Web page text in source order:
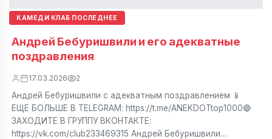
КАМЕДИ КЛАБ ПОСЛЕДНЕЕ
Андрей Бебуришвили и его адекватные
поздравления
17.03.2026 2
Андрей Бебуришвили с адекватным поздравлением 📱
ЕЩЕ БОЛЬШЕ В TELEGRAM: https://t.me/ANEKDOTtop1000🔵
ЗАХОДИТЕ В ГРУППУ ВКОНТАКТЕ:
https://vk.com/club233469315 Андрей Бебуришвили…